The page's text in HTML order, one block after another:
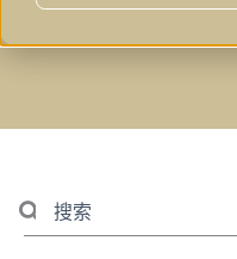
Search
...